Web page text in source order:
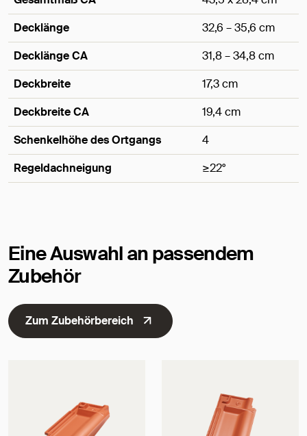
Decklänge
32,6 – 35,6 cm
Decklänge CA
31,8 – 34,8 cm
Deckbreite
17,3 cm
Deckbreite CA
19,4 cm
Schenkelhöhe des Ortgangs
4
Regeldachneigung
≥22°
Eine Auswahl an passendem
Zubehör
Zum Zubehörbereich